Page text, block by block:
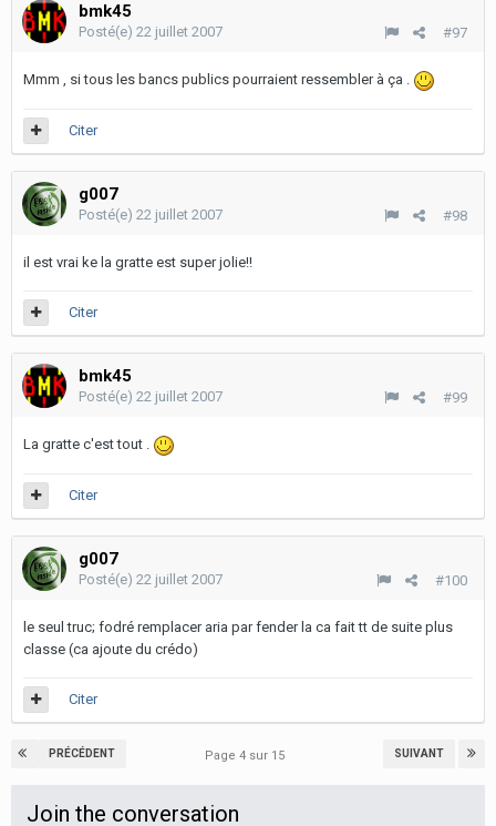
bmk45
#97
Posté(e) 22 juillet 2007
Mmm , si tous les bancs publics pourraient ressembler à ça .
Citer
g007
#98
Posté(e) 22 juillet 2007
il est vrai ke la gratte est super jolie!!
Citer
bmk45
#99
Posté(e) 22 juillet 2007
La gratte c'est tout .
Citer
g007
#100
Posté(e) 22 juillet 2007
le seul truc; fodré remplacer aria par fender la ca fait tt de suite plus
classe (ca ajoute du crédo)
Citer
PRÉCÉDENT SUIVANT
Page 4 sur 15
Join the conversation